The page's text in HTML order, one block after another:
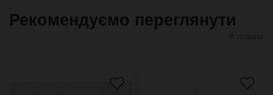
Рекомендуємо переглянути